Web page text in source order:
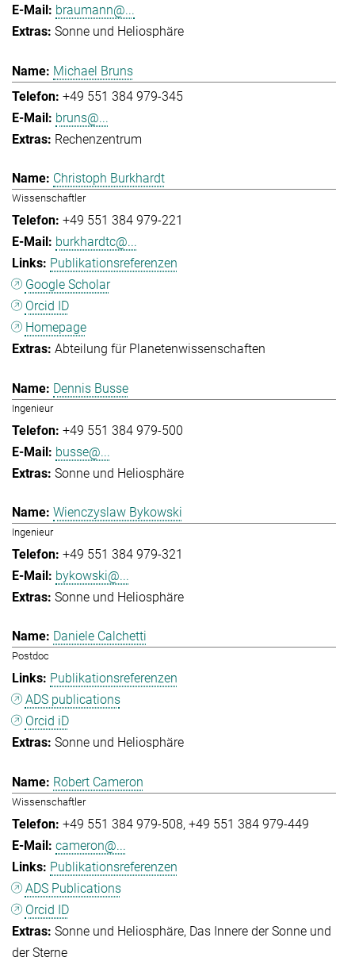
braumann@...
Sonne und Heliosphäre
Michael Bruns
+49 551 384 979-345
bruns@...
Rechenzentrum
Christoph Burkhardt
Wissenschaftler
+49 551 384 979-221
burkhardtc@...
Publikationsreferenzen
Google Scholar
Orcid ID
Homepage
Abteilung für Planetenwissenschaften
Dennis Busse
Ingenieur
+49 551 384 979-500
busse@...
Sonne und Heliosphäre
Wienczyslaw Bykowski
Ingenieur
+49 551 384 979-321
bykowski@...
Sonne und Heliosphäre
Daniele Calchetti
Postdoc
Publikationsreferenzen
ADS publications
Orcid iD
Sonne und Heliosphäre
Robert Cameron
Wissenschaftler
+49 551 384 979-508 +49 551 384 979-449
cameron@...
Publikationsreferenzen
ADS Publications
Orcid ID
Sonne und Heliosphäre Das Innere der Sonne und
der Sterne